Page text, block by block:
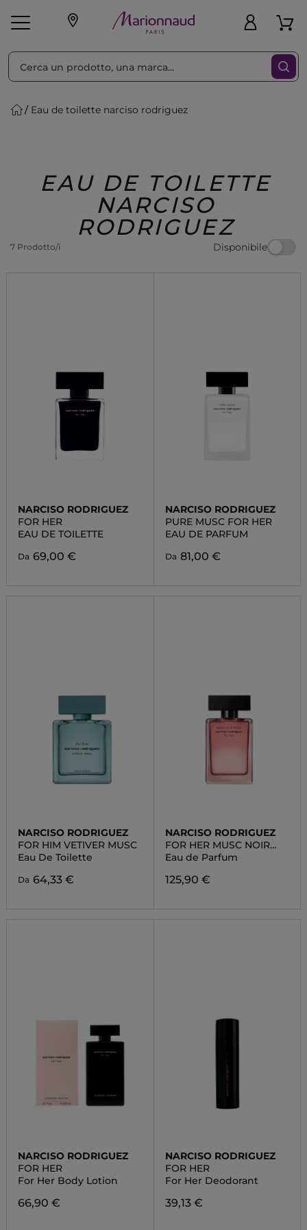
Make-up Profumi
Regalo
Eau de toilette narciso rodriguez
EAU DE TOILETTE
NARCISO
RODRIGUEZ
7 Prodotto/i Disponibile
Ordina per Filtra
NARCISO RODRIGUEZ
FOR HER
EAU DE TOILETTE
Da 69,00 €
NARCISO RODRIGUEZ
PURE MUSC FOR HER
EAU DE PARFUM
Da 81,00 €
NARCISO RODRIGUEZ
FOR HIM VETIVER MUSC
Eau De Toilette
Da 64,33 €
NARCISO RODRIGUEZ
FOR HER MUSC NOIR
ROSE
Eau de Parfum
125,90 €
NARCISO RODRIGUEZ
FOR HER
For Her Body Lotion
66,90 €
NARCISO RODRIGUEZ
FOR HER
For Her Deodorant
39,13 €